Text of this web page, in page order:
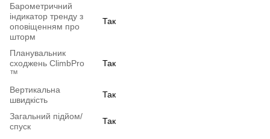
Барометричний
індикатор тренду з
оповіщенням про
шторм
Так
Планувальник
сходжень ClimbPro
™
Так
Вертикальна
швидкість
Так
Загальний підйом/
спуск
Так